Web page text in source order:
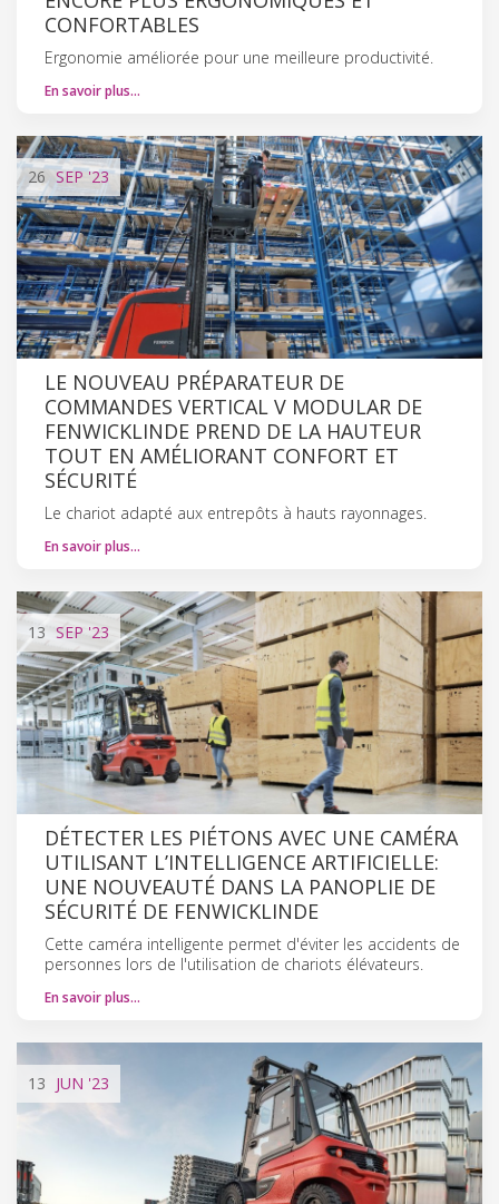
CONFORTABLES
Ergonomie améliorée pour une meilleure productivité.
En savoir plus…
26 SEP '23
LE NOUVEAU PRÉPARATEUR DE
COMMANDES VERTICAL V MODULAR DE
FENWICK­LINDE PREND DE LA HAUTEUR
TOUT EN AMÉLIORANT CONFORT ET
SÉCURITÉ
Le chariot adapté aux entrepôts à hauts rayonnages.
En savoir plus…
13 SEP '23
DÉTECTER LES PIÉTONS AVEC UNE CAMÉRA
UTILISANT L’INTELLIGENCE ARTIFICIELLE:
UNE NOUVEAUTÉ DANS LA PANOPLIE DE
SÉCURITÉ DE FENWICK­LINDE
Cette caméra intelligente permet d'éviter les accidents de
personnes lors de l'utilisation de chariots élévateurs.
En savoir plus…
13 JUN '23